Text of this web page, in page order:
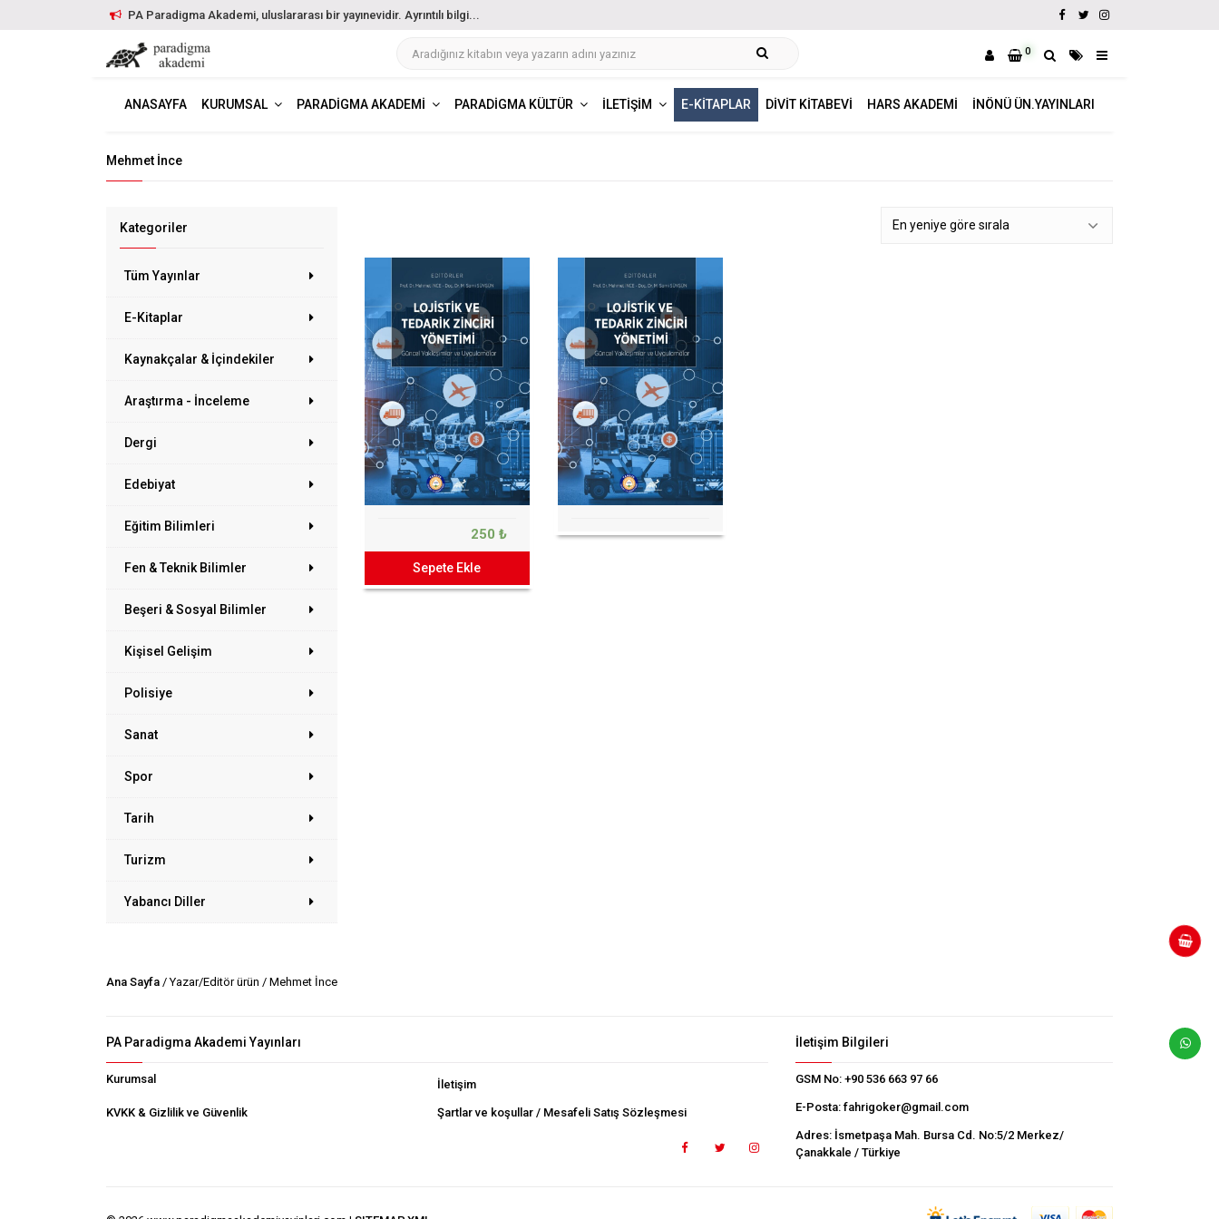
PA Paradigma Akademi, uluslararası bir yayınevidir. Ayrıntılı bilgi...
0
ANASAYFA KURUMSAL PARADIGMA AKADEMI PARADIGMA KÜLTÜR İLETIŞIM E-KITAPLAR DIVIT KITABEVI HARS AKADEMI İNÖNÜ ÜN.YAYINLARI
Mehmet İnce
Kategoriler
Tüm Yayınlar
E-Kitaplar
Kaynakçalar & İçindekiler
Araştırma - İnceleme
Dergi
Edebiyat
Eğitim Bilimleri
Fen & Teknik Bilimler
Beşeri & Sosyal Bilimler
Kişisel Gelişim
Polisiye
Sanat
Spor
Tarih
Turizm
Yabancı Diller
250 ₺
Sepete Ekle
Ana Sayfa / Yazar/Editör ürün / Mehmet İnce
PA Paradigma Akademi Yayınları
Kurumsal İletişim
KVKK & Gizlilik ve Güvenlik Şartlar ve koşullar / Mesafeli Satış Sözleşmesi
İletişim Bilgileri
GSM No: +90 536 663 97 66
E-Posta: fahrigoker@gmail.com
Adres: İsmetpaşa Mah. Bursa Cd. No:5/2 Merkez/
Çanakkale / Türkiye